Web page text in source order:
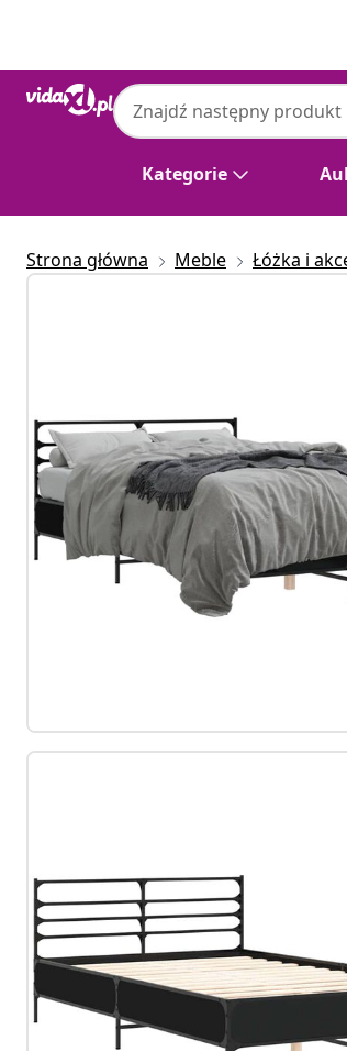
Kategorie
Strona główna Meble Łóżka i